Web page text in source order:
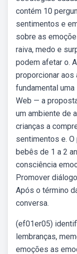
contém 10
sentimentos e
sobre as
raiva, medo e
podem afetar o.
proporcionar aos
fundamental
Web — a
um ambiente de
crianças a
sentimentos e.
bebês de 1 a 2
consciência
Promover
Após o término
conversa.
(ef01er05)
lembranças,
emoções as